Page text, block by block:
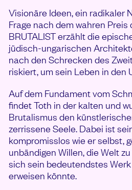
Visionäre Ideen, ein radikaler
Frage nach dem wahren Preis
BRUTALIST erzählt die
jüdisch-ungarischen
nach den Schrecken des
riskiert, um sein Leben in den
Auf dem Fundament vom
findet Toth in der kalten und
Brutalismus den
zerrissene Seele. Dabei ist
kompromisslos wie er selbst,
unbändigen Willen, die Welt
sich sein bedeutendstes
erweisen könnte.